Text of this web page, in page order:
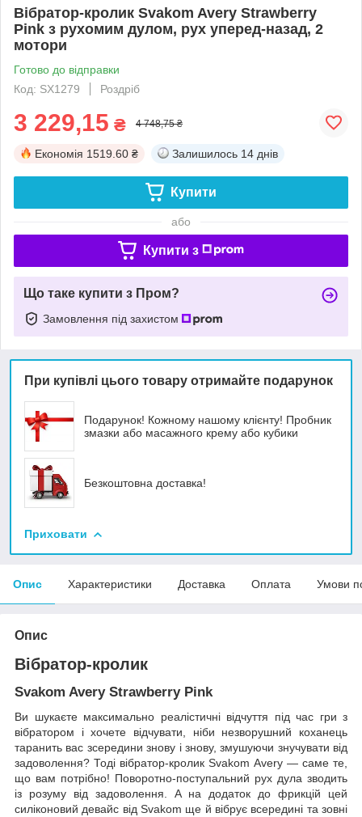
Вібратор-кролик Svakom Avery Strawberry
Pink з рухомим дулом, рух уперед-назад, 2
мотори
Готово до відправки
Код: SX1279
Роздріб
3 229,15 ₴ 4 748,75 ₴
Економія 1519.60 ₴ Залишилось 14 днів
Купити
або
Купити з
Що таке купити з Пром?
Замовлення під захистом
При купівлі цього товару отримайте подарунок
Подарунок! Кожному нашому клієнту! Пробник
змазки або масажного крему або кубики
Безкоштовна доставка!
Приховати
Опис Характеристики Доставка Оплата Умови
Опис
Вібратор-кролик
Svakom Avery Strawberry Pink
Ви шукаєте максимально реалістичні відчуття під час гри з
вібратором і хочете відчувати, ніби незворушний коханець
таранить вас зсередини знову і знову, змушуючи знучувати від
задоволення? Тоді вібратор-кролик Svakom Avery — саме те,
що вам потрібно! Поворотно-поступальний рух дула зводить
із розуму від задоволення. А на додаток до фрикцій цей
силіконовий девайс від Svakom ще й вібрує всередині та зовні